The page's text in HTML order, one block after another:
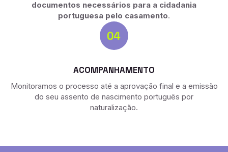
documentos necessários para a cidadania
portuguesa pelo casamento.
ACOMPANHAMENTO
Monitoramos o processo até a aprovação final e a emissão
do seu assento de nascimento português por
naturalização.